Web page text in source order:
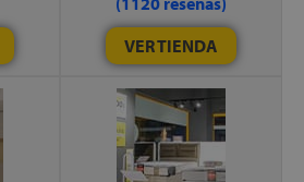
VER TIENDA